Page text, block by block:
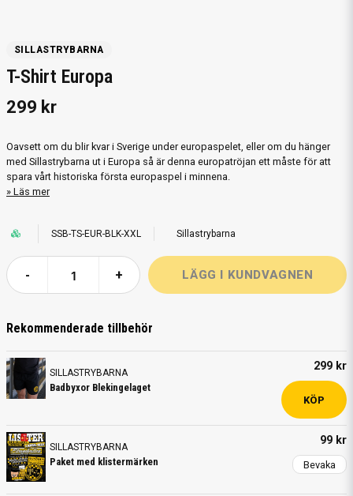
SILLASTRYBARNA
T-Shirt Europa
299 kr
Oavsett om du blir kvar i Sverige under europaspelet, eller om du hänger
med Sillastrybarna ut i Europa så är denna europatröjan ett måste för att
spara vårt historiska första europaspel i minnena.
Läs mer
SSB-TS-EUR-BLK-XXL Sillastrybarna
- +
Rekommenderade tillbehör
SILLASTRYBARNA
Badbyxor Blekingelaget
299 kr
KÖP
SILLASTRYBARNA
Paket med klistermärken
99 kr
Bevaka